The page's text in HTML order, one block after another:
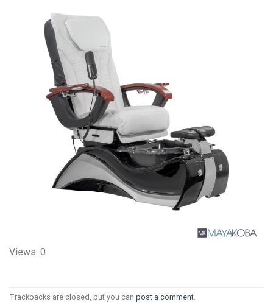
Views: 0
Trackbacks are closed, but you can post a comment.